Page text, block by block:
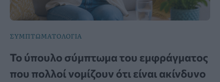
ΣΥΜΠΤΩΜΑΤΟΛΟΓΙΑ
Το ύπουλο σύμπτωμα του εμφράγματος
που πολλοί νομίζουν ότι είναι ακίνδυνο